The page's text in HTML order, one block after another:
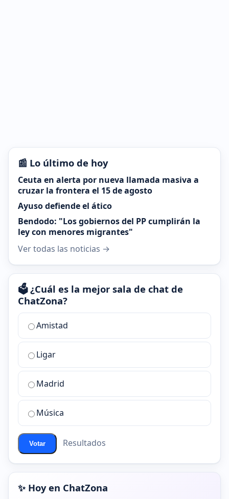
📰 Lo último de hoy
Ceuta en alerta por nueva llamada masiva a
cruzar la frontera el 15 de agosto
Ayuso defiende el ático
Bendodo: "Los gobiernos del PP cumplirán la
ley con menores migrantes"
Ver todas las noticias →
🗳️ ¿Cuál es la mejor sala de chat de
ChatZona?
¿Cuál
la
mejor
sala
chat
ChatZona?
Amistad
Ligar
Madrid
Música
Votar Resultados
✨ Hoy en ChatZona